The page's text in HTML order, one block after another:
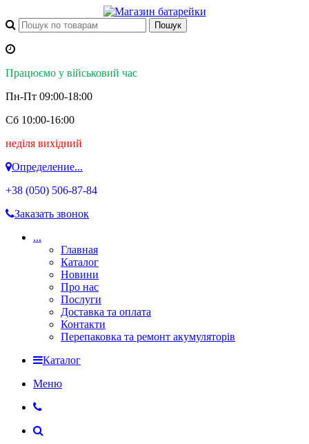
Працюємо у військовий час
Пн-Пт 09:00-18:00
Сб 10:00-16:00
неділя вихідний
Определение...
+38 (050) 506-87-84
Заказать звонок
...
Главная
Каталог
Новини
Про нас
Послуги
Доставка та оплата
Контакти
Перепаковка та ремонт акумуляторів
Каталог
Меню